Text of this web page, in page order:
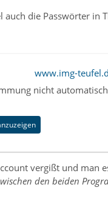
die Passwörter
www.img-
nicht automatisch
vergißt und man
den beiden